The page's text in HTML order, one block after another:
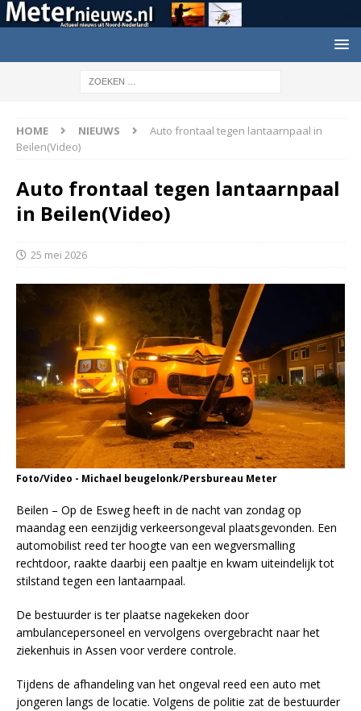
HOME NIEUWS
Auto frontaal tegen lantaarnpaal in
Beilen(Video)
Auto frontaal tegen lantaarnpaal
in Beilen(Video)
25 mei 2026
Foto/Video - Michael beugelonk/Persbureau Meter
Beilen – Op de Esweg heeft in de nacht van zondag op
maandag een eenzijdig verkeersongeval plaatsgevonden. Een
automobilist reed ter hoogte van een wegversmalling
rechtdoor, raakte daarbij een paaltje en kwam uiteindelijk tot
stilstand tegen een lantaarnpaal.
De bestuurder is ter plaatse nagekeken door
ambulancepersoneel en vervolgens overgebracht naar het
ziekenhuis in Assen voor verdere controle.
Tijdens de afhandeling van het ongeval reed een auto met
jongeren langs de locatie. Volgens de politie zat de bestuurder